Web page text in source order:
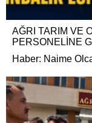
AĞRI TARIM VE
PERSONELİNE
Haber: Naime